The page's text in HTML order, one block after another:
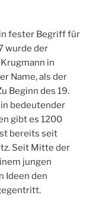
fester Begriff für
wurde der
in
Name, als der
Beginn des 19.
bedeutender
gibt es 1200
bereits seit
Seit Mitte der
jungen
Ideen den